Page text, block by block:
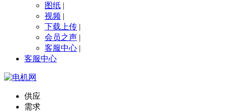
图纸 |
视频 |
下载上传 |
会员之声 |
客服中心 |
客服中心
供应
需求